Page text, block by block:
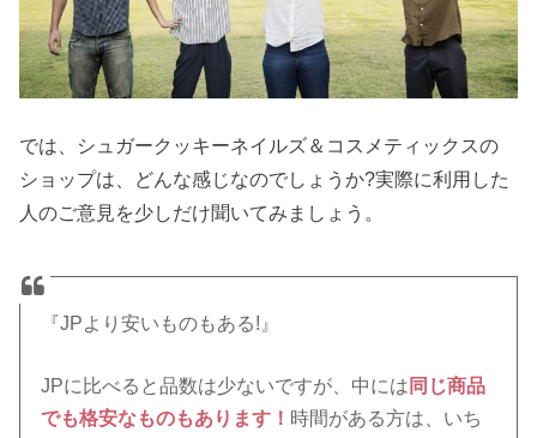
では、シュガークッキーネイルズ＆コスメティックスの
ショップは、どんな感じなのでしょうか?実際に利用した
人のご意見を少しだけ聞いてみましょう。
『JPより安いものもある!』
JPに比べると品数は少ないですが、中には 同じ商品
でも格安なものもあります！ 時間がある方は、いち